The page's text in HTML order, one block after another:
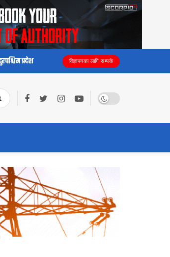
प्रदेश विज्ञापनका लागि सम्पर्क